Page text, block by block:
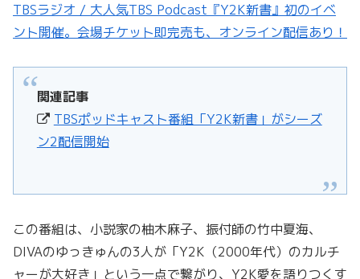
TBSラジオ / 大人気TBS Podcast『Y2K新書』初のイベ
ント開催。会場チケット即完売も、オンライン配信あり！
関連記事
TBSポッドキャスト番組「Y2K新書」がシーズ
ン2配信開始
この番組は、小説家の柚木麻子、振付師の竹中夏海、
DIVAのゆっきゅんの3人が「Y2K（2000年代）のカルチ
ャーが大好き」という一点で繋がり、Y2K愛を語りつくす